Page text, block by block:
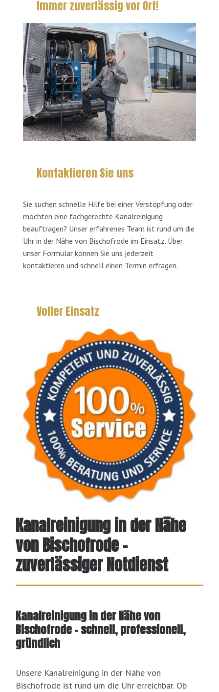
Kanalreinigung in der Nähe
von Bischofrode –
zuverlässiger Notdienst
Kanalreinigung in der Nähe von
Bischofrode – schnell, professionell,
gründlich
Unsere Kanalreinigung in der Nähe von
Bischofrode ist rund um die Uhr erreichbar. Ob
Immer zuverlässig vor Ort!
Kontaktieren Sie uns
Sie suchen schnelle Hilfe bei einer Verstopfung oder
möchten eine fachgerechte Kanalreinigung
beauftragen? Unser erfahrenes Team ist rund um die
Uhr in der Nähe von Bischofrode im Einsatz. Über
unser Formular können Sie uns jederzeit
kontaktieren und schnell einen Termin erfragen.
Voller Einsatz